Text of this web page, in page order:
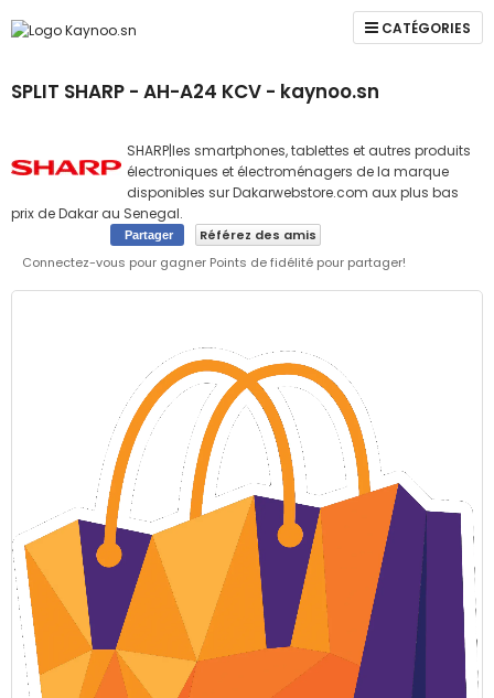
CATÉGORIES
SPLIT SHARP - AH-A24 KCV - kaynoo.sn
SHARP|les smartphones, tablettes et autres produits
électroniques et électroménagers de la marque
disponibles sur Dakarwebstore.com aux plus bas
prix de Dakar au Senegal.
Partager
Référez des amis
Connectez-vous pour gagner Points de fidélité pour partager!
Skip